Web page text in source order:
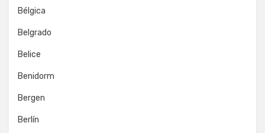
Bélgica
Belgrado
Belice
Benidorm
Bergen
Berlín